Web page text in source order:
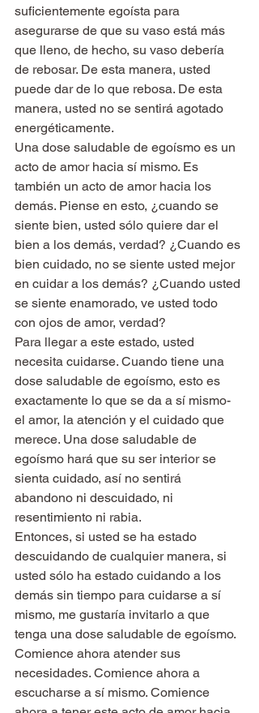
suficientemente egoísta para
asegurarse de que su vaso está más
que lleno, de hecho, su vaso debería
de rebosar. De esta manera, usted
puede dar de lo que rebosa. De esta
manera, usted no se sentirá agotado
energéticamente.
Una dose saludable de egoísmo es un
acto de amor hacia sí mismo. Es
también un acto de amor hacia los
demás. Piense en esto, ¿cuando se
siente bien, usted sólo quiere dar el
bien a los demás, verdad? ¿Cuando es
bien cuidado, no se siente usted mejor
en cuidar a los demás? ¿Cuando usted
se siente enamorado, ve usted todo
con ojos de amor, verdad?
Para llegar a este estado, usted
necesita cuidarse. Cuando tiene una
dose saludable de egoísmo, esto es
exactamente lo que se da a sí mismo-
el amor, la atención y el cuidado que
merece. Una dose saludable de
egoísmo hará que su ser interior se
sienta cuidado, así no sentirá
abandono ni descuidado, ni
resentimiento ni rabia.
Entonces, si usted se ha estado
descuidando de cualquier manera, si
usted sólo ha estado cuidando a los
demás sin tiempo para cuidarse a sí
mismo, me gustaría invitarlo a que
tenga una dose saludable de egoísmo.
Comience ahora atender sus
necesidades. Comience ahora a
escucharse a sí mismo. Comience